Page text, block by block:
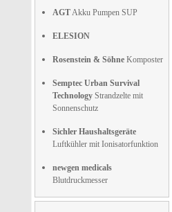
AGTAkku Pumpen SUP
ELESION
Rosenstein & Söhne Komposter
Semptec Urban Survival
Technology Strandzelte mit
Sonnenschutz
Sichler Haushaltsgeräte
Luftkühler mit Ionisatorfunktion
newgen medicals
Blutdruckmesser